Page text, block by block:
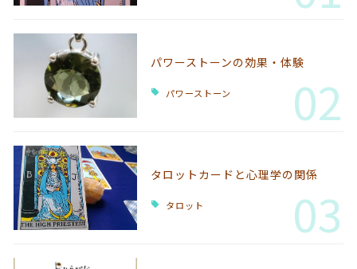
パワーストーンの効果・体験
パワーストーン 02
タロットカードと心理学の関係
タロット 03